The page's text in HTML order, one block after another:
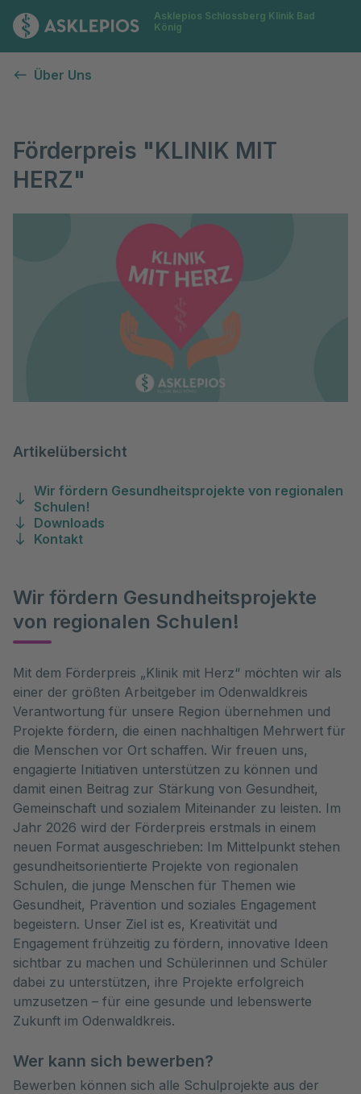
Zur Startseite
Asklepios Schlossberg Klinik Bad
König
Über Uns
Förderpreis "KLINIK MIT
HERZ"
Artikelübersicht
Wir fördern Gesundheitsprojekte von regionalen
Schulen!
Downloads
Kontakt
Wir fördern Gesundheitsprojekte
von regionalen Schulen!
Mit dem Förderpreis „Klinik mit Herz“ möchten wir als
einer der größten Arbeitgeber im Odenwaldkreis
Verantwortung für unsere Region übernehmen und
Projekte fördern, die einen nachhaltigen Mehrwert für
die Menschen vor Ort schaffen. Wir freuen uns,
engagierte Initiativen unterstützen zu können und
damit einen Beitrag zur Stärkung von Gesundheit,
Gemeinschaft und sozialem Miteinander zu leisten. Im
Jahr 2026 wird der Förderpreis erstmals in einem
neuen Format ausgeschrieben: Im Mittelpunkt stehen
gesundheitsorientierte Projekte von regionalen
Schulen, die junge Menschen für Themen wie
Gesundheit, Prävention und soziales Engagement
begeistern. Unser Ziel ist es, Kreativität und
Engagement frühzeitig zu fördern, innovative Ideen
sichtbar zu machen und Schülerinnen und Schüler
dabei zu unterstützen, ihre Projekte erfolgreich
umzusetzen – für eine gesunde und lebenswerte
Zukunft im Odenwaldkreis.
Wer kann sich bewerben?
Bewerben können sich alle Schulprojekte aus der